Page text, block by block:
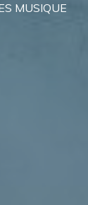
MUSIQUE